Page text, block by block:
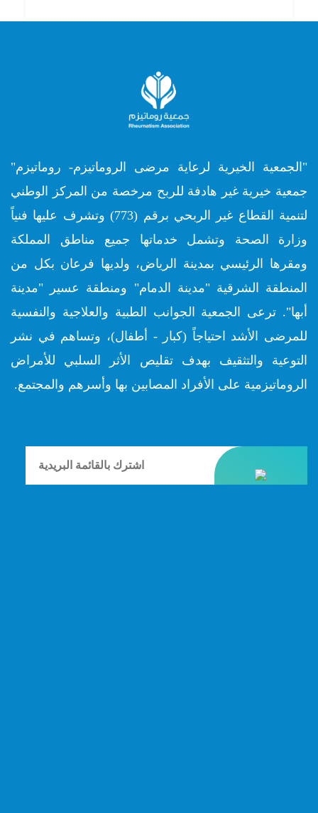
"الجمعية الخيرية لرعاية مرضى الروماتيزم- روماتيزم"
جمعية خيرية غير هادفة للربح مرخصة من المركز الوطني
لتنمية القطاع غير الربحي برقم (773) وتشرف عليها فنياً
وزارة الصحة وتشمل خدماتها جميع مناطق المملكة
ومقرها الرئيسي بمدينة الرياض، ولديها فرعان بكل من
المنطقة الشرقية "مدينة الدمام" ومنطقة عسير "مدينة
أبها". ترعى الجمعية الجوانب الطبية والعلاجية والنفسية
للمرضى الأشد احتياجاً (كبار - أطفال)، وتساهم في نشر
التوعية والتثقيف بهدف تقليص الأثر السلبي للأمراض
الروماتيزمية على الأفراد المصابين بها وأسرهم والمجتمع.